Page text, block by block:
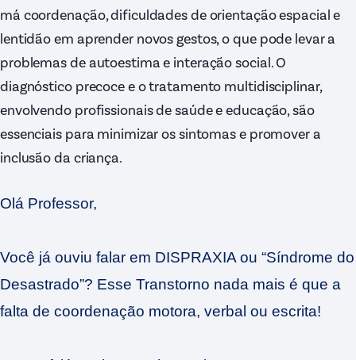
má coordenação, dificuldades de orientação espacial e
lentidão em aprender novos gestos, o que pode levar a
problemas de autoestima e interação social. O
diagnóstico precoce e o tratamento multidisciplinar,
envolvendo profissionais de saúde e educação, são
essenciais para minimizar os sintomas e promover a
inclusão da criança.
Olá Professor,
Você já ouviu falar em DISPRAXIA ou “Síndrome do
Desastrado”? Esse Transtorno nada mais é que a
falta de coordenação motora, verbal ou escrita!